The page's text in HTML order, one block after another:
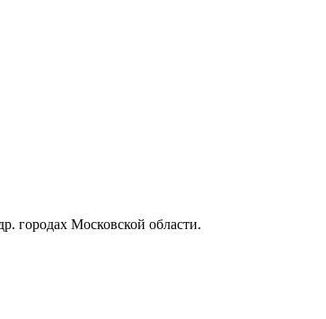
городах Московской области.